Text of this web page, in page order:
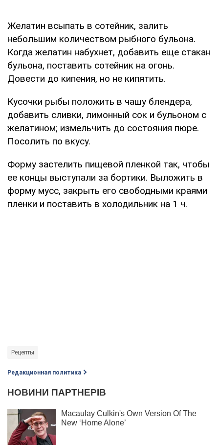
Желатин всыпать в сотейник, залить
небольшим количеством рыбного бульона.
Когда желатин набухнет, добавить еще стакан
бульона, поставить сотейник на огонь.
Довести до кипения, но не кипятить.
Кусочки рыбы положить в чашу блендера,
добавить сливки, лимонный сок и бульоном с
желатином; измельчить до состояния пюре.
Посолить по вкусу.
Форму застелить пищевой пленкой так, чтобы
ее концы выступали за бортики. Выложить в
форму мусс, закрыть его свободными краями
пленки и поставить в холодильник на 1 ч.
Рецепты
Редакционная политика